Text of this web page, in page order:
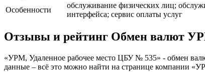
Особенности
обслуживание физических лиц;
интерфейса; сервис оплаты услуг
Отзывы и рейтинг Обмен валют
«УРМ, Удаленное рабочее место ЦБУ № 535» - обмен
данные – всё это можно найти на странице компании